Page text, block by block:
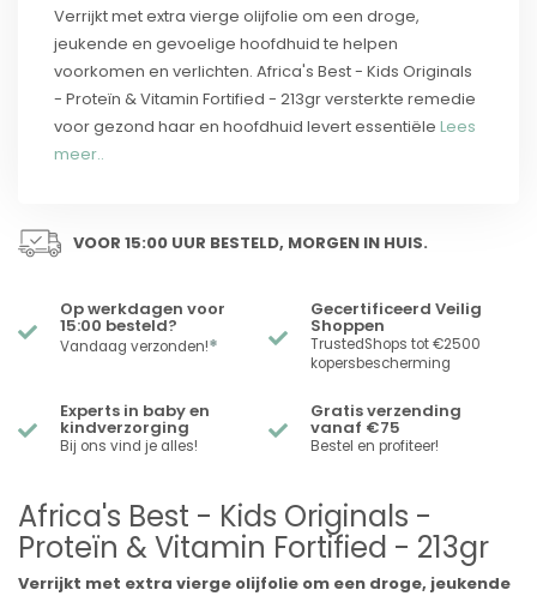
Verrijkt met extra vierge olijfolie om een ​​droge,
jeukende en gevoelige hoofdhuid te helpen
voorkomen en verlichten. Africa's Best - Kids Originals
- Proteïn & Vitamin Fortified - 213gr versterkte remedie
voor gezond haar en hoofdhuid levert essentiële Lees
meer..
VOOR 15:00 UUR BESTELD, MORGEN IN HUIS.
Op werkdagen voor
15:00 besteld?
Vandaag verzonden!*
Gecertificeerd Veilig
Shoppen
TrustedShops tot €2500
kopersbescherming
Experts in baby en
kindverzorging
Bij ons vind je alles!
Gratis verzending
vanaf €75
Bestel en profiteer!
Africa's Best - Kids Originals -
Proteïn & Vitamin Fortified - 213gr
Verrijkt met extra vierge olijfolie om een ​​droge, jeukende